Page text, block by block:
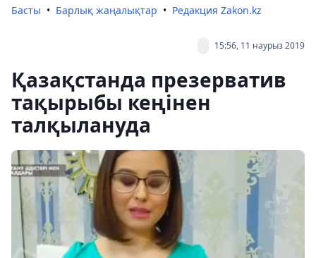
Басты Барлық жаңалықтар Редакция Zakon.kz
15:56, 11 наурыз 2019
Қазақстанда презерватив
тақырыбы кеңінен
талқылануда